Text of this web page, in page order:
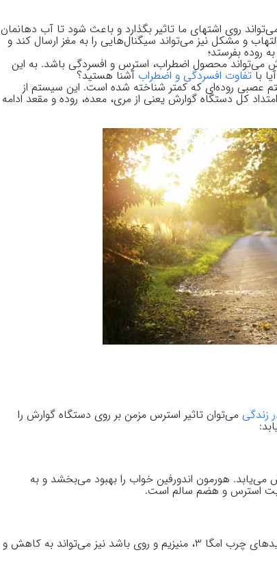
روی اشتهای ما تاثیر بگذارد و باعث شود تا آب دهانمان
و مشکل نیز می‌تواند سیگنال‌هایی را به مغز ارسال کند و
روده بفرستد؛
می‌تواند محصول اضطراب، استرس و افسردگی باشد. به این
باتفاوت افسردگی و اضطراب آشنا هستید؟
عصبی روده‌ای که کمتر شناخته شده است. این سیستم از
کل دستگاه گوارش یعنی از مری، معده، روده و مقعد ادامه
زندگی می‌توان تاثیر استرس مزمن بر روی دستگاه گوارش را
می‌یابد. هورمون اندورفین خواب را بهبود می‌بخشد و به
استرس و هضم سالم است.
داشتن یک رژیم غذایی سالم که غنی از غذاهای حاوی مواد معدنی اسیدهای چرب امگا 3، منیزیم و روی باشد نیز می‌تواند به کاهش و